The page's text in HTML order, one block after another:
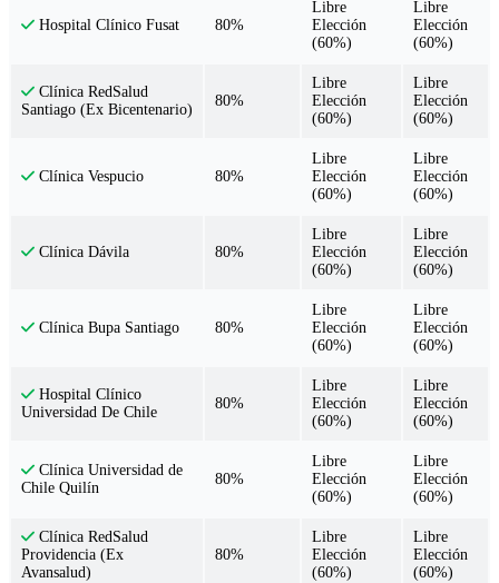
Hospital Clínico Fusat 80%
Libre
Elección
(60%)
Libre
Elección
(60%)
Clínica RedSalud
Santiago (Ex Bicentenario)
80%
Libre
Elección
(60%)
Libre
Elección
(60%)
Clínica Vespucio 80%
Libre
Elección
(60%)
Libre
Elección
(60%)
Clínica Dávila 80%
Libre
Elección
(60%)
Libre
Elección
(60%)
Clínica Bupa Santiago 80%
Libre
Elección
(60%)
Libre
Elección
(60%)
Hospital Clínico
Universidad De Chile
80%
Libre
Elección
(60%)
Libre
Elección
(60%)
Clínica Universidad de
Chile Quilín
80%
Libre
Elección
(60%)
Libre
Elección
(60%)
Clínica RedSalud
Providencia (Ex
Avansalud)
80%
Libre
Elección
(60%)
Libre
Elección
(60%)